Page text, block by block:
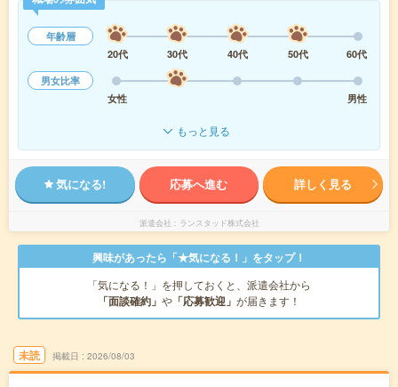
年齢層
20代
30代 40代 50代
60代
男女比率
女性
男性
もっと見る
気になる! 応募へ進む 詳しく見る
派遣会社 ランスタッド株式会社
興味があったら「★気になる！」をタップ！
「気になる！」を押しておくと、派遣会社から
「面談確約」 や 「応募歓迎」 が届きます！
未読 掲載日 2026/08/03